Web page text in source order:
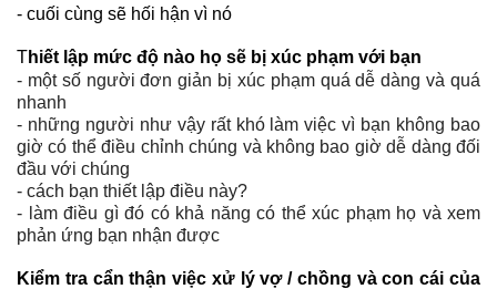
- cuối cùng sẽ hối hận vì nó
Thiết lập mức độ nào họ sẽ bị xúc phạm với bạn
- một số người đơn giản bị xúc phạm quá dễ dàng và quá
nhanh
- những người như vậy rất khó làm việc vì bạn không bao
giờ có thể điều chỉnh chúng và không bao giờ dễ dàng đối
đầu với chúng
- cách bạn thiết lập điều này?
- làm điều gì đó có khả năng có thể xúc phạm họ và xem
phản ứng bạn nhận được
Kiểm tra cẩn thận việc xử lý vợ / chồng và con cái của